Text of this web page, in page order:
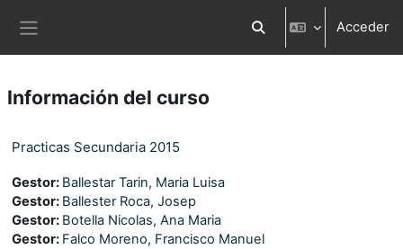
Selector de búsqueda
Acceder
Información del curso
Practicas Secundaria 2015
Gestor: Ballestar Tarin, Maria Luisa
Gestor: Ballester Roca, Josep
Gestor: Botella Nicolas, Ana Maria
Gestor: Falco Moreno, Francisco Manuel